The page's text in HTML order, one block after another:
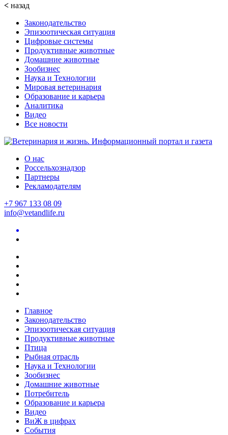
< назад
Законодательство
Эпизоотическая ситуация
Цифровые системы
Продуктивные животные
Домашние животные
Зообизнес
Наука и Технологии
Мировая ветеринария
Образование и карьера
Аналитика
Видео
Все новости
О нас
Россельхознадзор
Партнеры
Рекламодателям
+7 967 133 08 09
info@vetandlife.ru
Главное
Законодательство
Эпизоотическая ситуация
Продуктивные животные
Птица
Рыбная отрасль
Наука и Технологии
Зообизнес
Домашние животные
Потребитель
Образование и карьера
Видео
ВиЖ в цифрах
События